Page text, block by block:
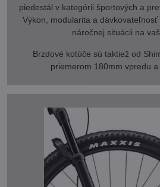
piedestál v kategórii športových a
Výkon, modularita a
náročnej situácii na
Brzdové kotúče sú taktiež od
priemerom 180mm vpredu a